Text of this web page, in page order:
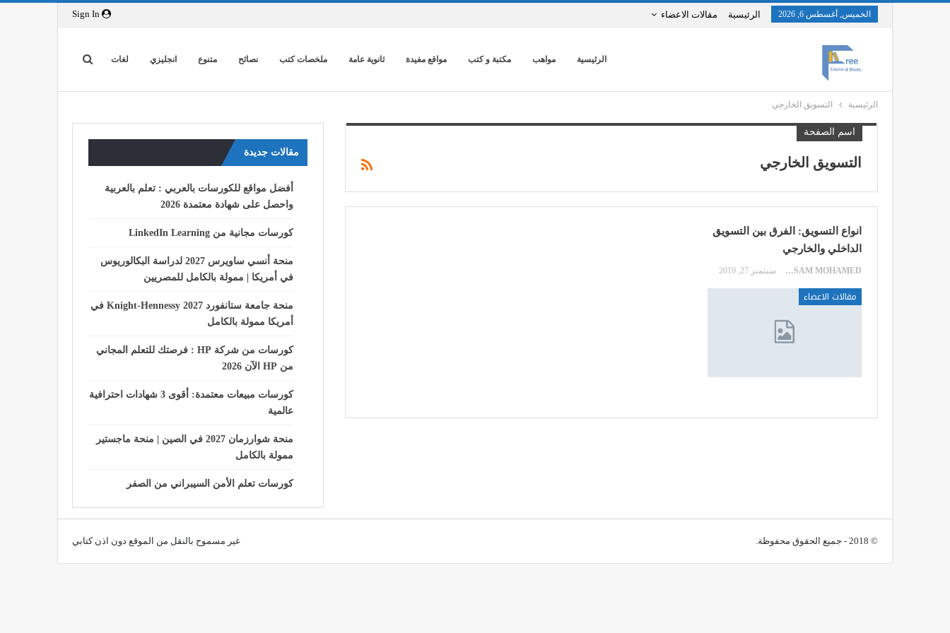
الخميس, أغسطس 6, 2026 الرئيسية مقالات الاعضاء
الرئيسية مواهب مكتبة و كتب مواقع مفيدة ثانوية عامة ملخصات كتب نصائح متنوع انجليزي لغات
الرئيسية التسويق الخارجي
اسم الصفحة
التسويق الخارجي
انواع التسويق: الفرق بين التسويق
الداخلي والخارجي
HOSSAM MOHAMED سبتمبر 27, 2019
مقالات الاعضاء
مقالات جديدة
أفضل مواقع للكورسات بالعربي : تعلم بالعربية
واحصل على شهادة معتمدة 2026
كورسات مجانية من LinkedIn Learning
منحة أنسي ساويرس 2027 لدراسة البكالوريوس
في أمريكا | ممولة بالكامل للمصريين
منحة جامعة ستانفورد Knight-Hennessy 2027 في
أمريكا ممولة بالكامل
كورسات من شركة HP : فرصتك للتعلم المجاني
من HP الآن 2026
كورسات مبيعات معتمدة: أقوى 3 شهادات احترافية
عالمية
منحة شوارزمان 2027 في الصين | منحة ماجستير
ممولة بالكامل
كورسات تعلم الأمن السيبراني من الصفر
© 2018 - جميع الحقوق محفوظة. غير مسموح بالنقل من الموقع دون اذن كتابي